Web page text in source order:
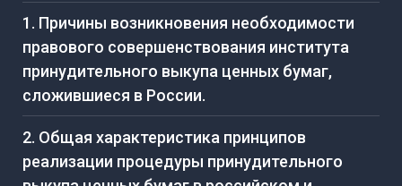
1. Причины возникновения необходимости
правового совершенствования института
принудительного выкупа ценных бумаг,
сложившиеся в России.
2. Общая характеристика принципов
реализации процедуры принудительного